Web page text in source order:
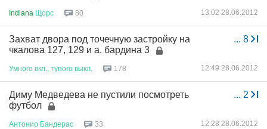
Indiana Щорс 80 13:02 28.06.2012
... 8
Захват двора под точечную застройку на
чкалова 127, 129 и а. бардина 3
Умного вкл тупого выкл 178 12:49 28.06.2012
... 2
Диму Медведева не пустили посмотреть
футбол
Антонио Бандерас 33 12:28 28.06.2012